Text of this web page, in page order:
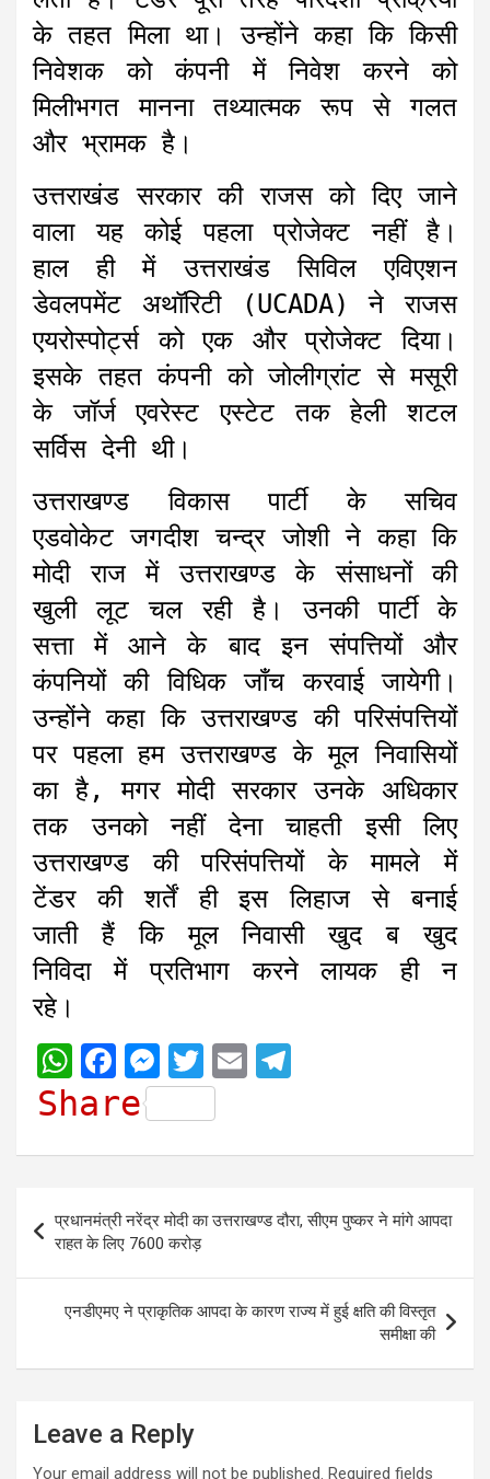
के तहत मिला था। उन्होंने कहा कि किसी
निवेशक को कंपनी में निवेश करने को
मिलीभगत मानना तथ्यात्मक रूप से गलत
और भ्रामक है।
उत्तराखंड सरकार की राजस को दिए जाने
वाला यह कोई पहला प्रोजेक्ट नहीं है।
हाल ही में उत्तराखंड सिविल एविएशन
डेवलपमेंट अथॉरिटी (UCADA) ने राजस
एयरोस्पोर्ट्स को एक और प्रोजेक्ट दिया।
इसके तहत कंपनी को जोलीग्रांट से मसूरी
के जॉर्ज एवरेस्ट एस्टेट तक हेली शटल
सर्विस देनी थी।
उत्तराखण्ड विकास पार्टी के सचिव
एडवोकेट जगदीश चन्द्र जोशी ने कहा कि
मोदी राज में उत्तराखण्ड के संसाधनों की
खुली लूट चल रही है। उनकी पार्टी के
सत्ता में आने के बाद इन संपत्तियों और
कंपनियों की विधिक जाँच करवाई जायेगी।
उन्होंने कहा कि उत्तराखण्ड की परिसंपत्तियों
पर पहला हम उत्तराखण्ड के मूल निवासियों
का है, मगर मोदी सरकार उनके अधिकार
तक उनको नहीं देना चाहती इसी लिए
उत्तराखण्ड की परिसंपत्तियों के मामले में
टेंडर की शर्तें ही इस लिहाज से बनाई
जाती हैं कि मूल निवासी खुद ब खुद
निविदा में प्रतिभाग करने लायक ही न
रहे।
W
h
t
A
p
p
F
a
e
b
o
o
k
M
e
s
s
e
n
g
e
T
w
i
t
e
r
E
i e
r
a
m
Share
navigation
प्रधानमंत्री नरेंद्र मोदी का उत्तराखण्ड दौरा, सीएम पुष्कर ने मांगे आपदा
राहत के लिए 7600 करोड़
एनडीएमए ने प्राकृतिक आपदा के कारण राज्य में हुई क्षति की विस्तृत
समीक्षा की
Leave a Reply
Your email address will not be published. Required fields